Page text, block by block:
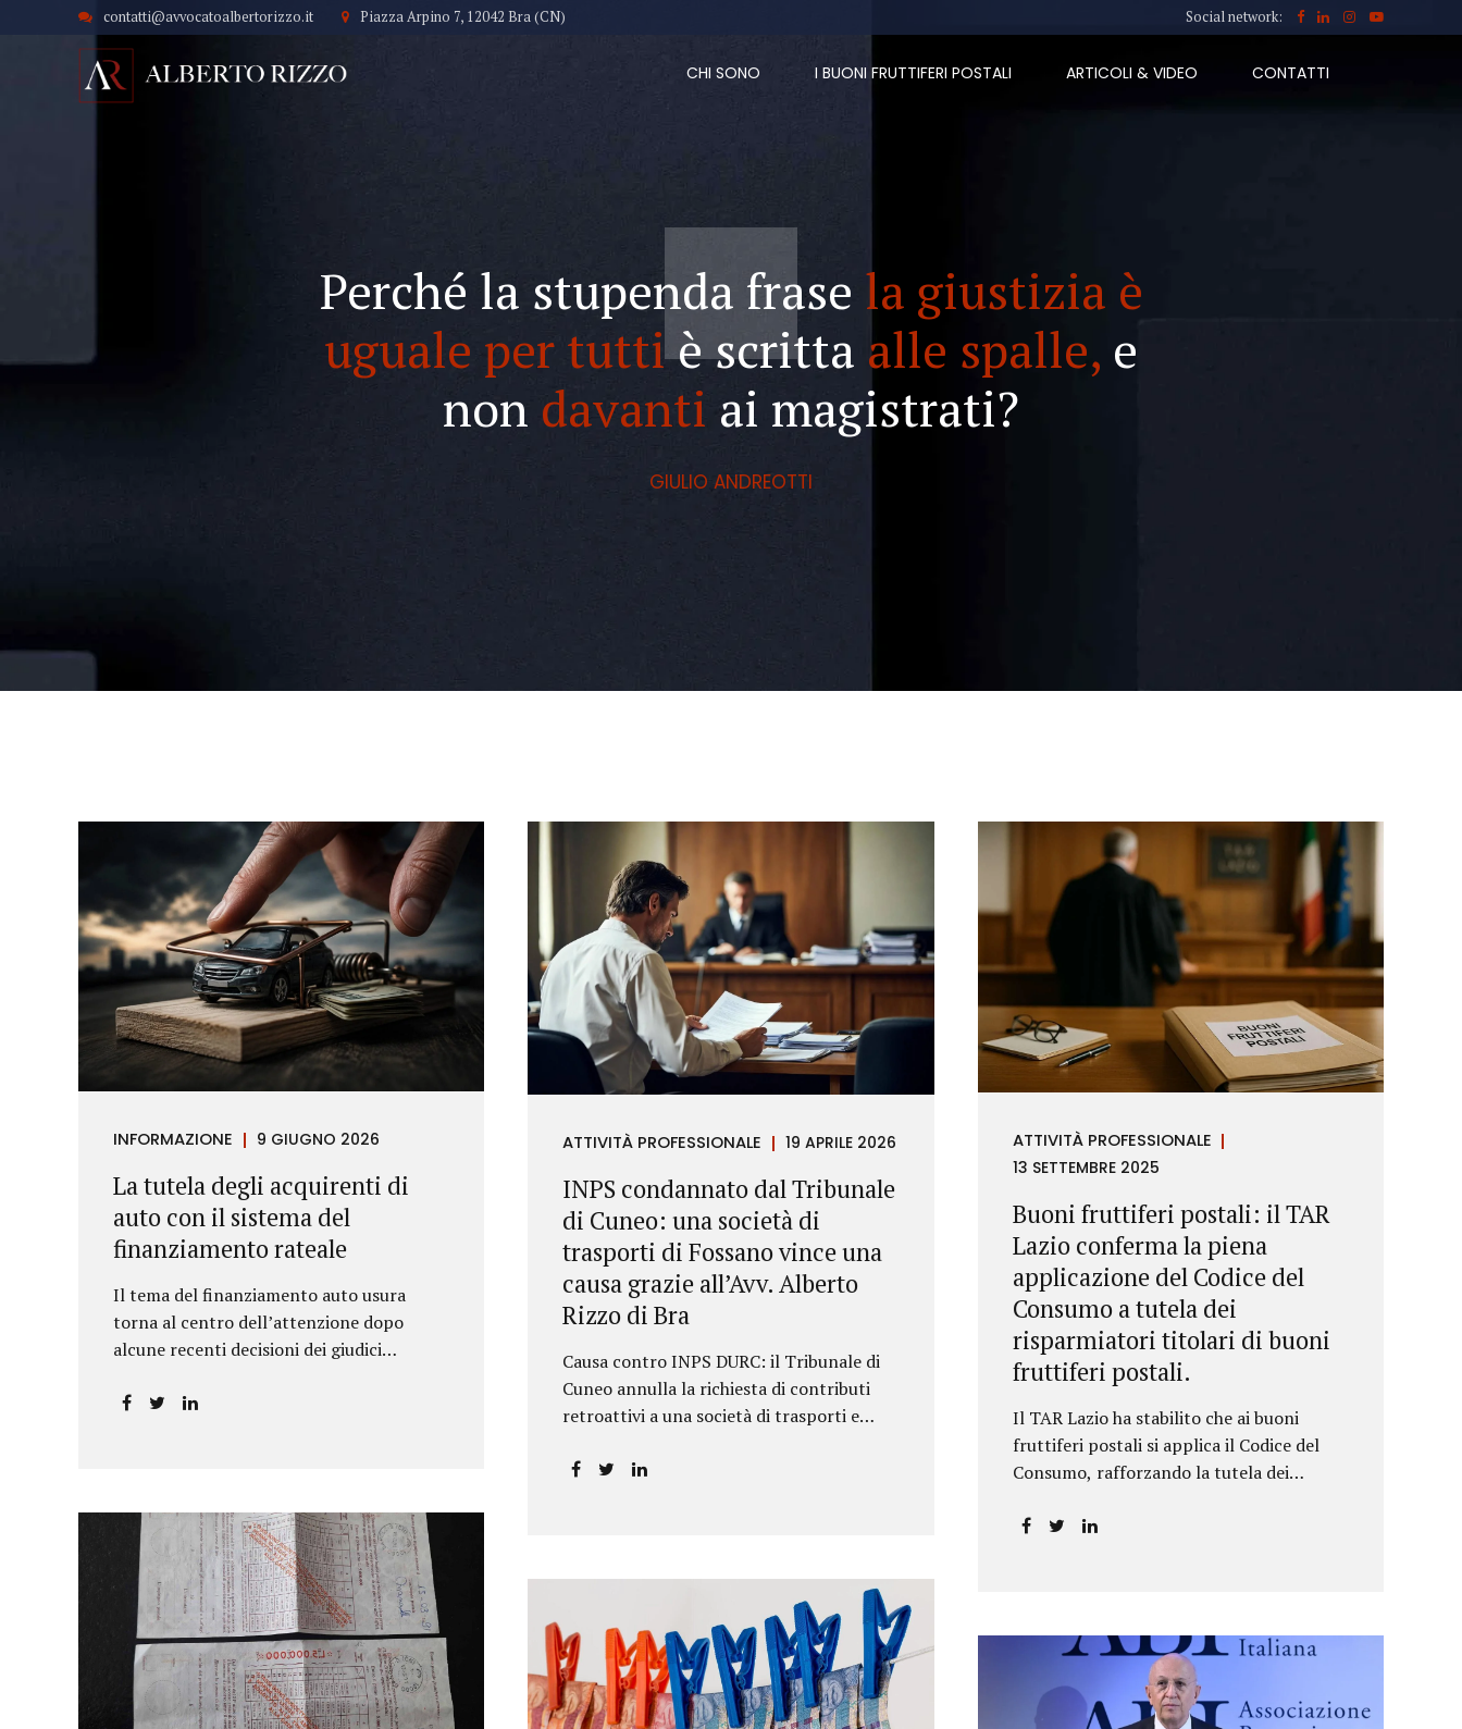
contatti@avvocatoalbertorizzo.it Piazza Arpino 7, 12042 Bra (CN) Social network:
CHI SONO I BUONI FRUTTIFERI POSTALI ARTICOLI & VIDEO CONTATTI
Perché la stupenda frase la giustizia è
uguale per tuttiè scritta alle spalle, e
non davanti ai magistrati?
GIULIO ANDREOTTI
INFORMAZIONE 9 GIUGNO 2026
La tutela degli acquirenti di
auto con il sistema del
finanziamento rateale
Il tema del finanziamento auto usura
torna al centro dell’attenzione dopo
alcune recenti decisioni dei giudici
anche i costi assicurativi collegati al
consumatori.
ATTIVITÀ PROFESSIONALE 19 APRILE 2026
INPS condannato dal Tribunale
di Cuneo: una società di
trasporti di Fossano vince una
causa grazie all’Avv. Alberto
Rizzo di Bra
Causa contro INPS DURC: il Tribunale di
Cuneo annulla la richiesta di contributi
retroattivi a una società di trasporti e
chiarendo i limiti delle pretese
ATTIVITÀ PROFESSIONALE
13 SETTEMBRE 2025
Buoni fruttiferi postali: il TAR
Lazio conferma la piena
applicazione del Codice del
Consumo a tutela dei
risparmiatori titolari di buoni
fruttiferi postali.
Il TAR Lazio ha stabilito che ai buoni
fruttiferi postali si applica il Codice del
Consumo, rafforzando la tutela dei
possibilità di ottenere risarcimenti per chi